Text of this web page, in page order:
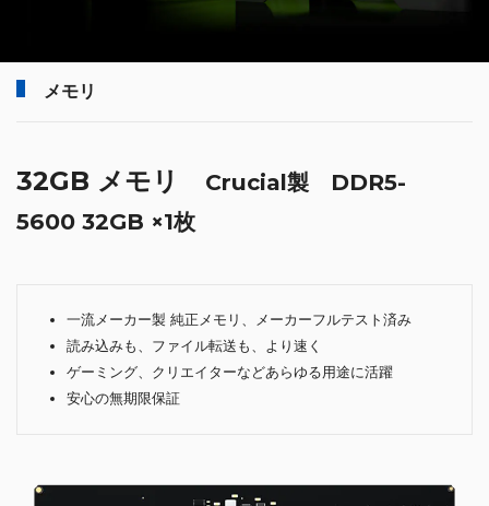
メモリ
32GB メモリ
Crucial製 DDR5-
5600 32GB ×1枚
一流メーカー製 純正メモリ、メーカーフルテスト済み
読み込みも、ファイル転送も、より速く
ゲーミング、クリエイターなどあらゆる用途に活躍
安心の無期限保証